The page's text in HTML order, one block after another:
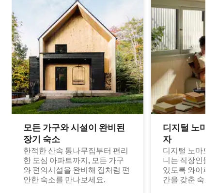
모든 가구와 시설이 완비된
장기 숙소
한적한 산속 통나무집부터 편리
한 도심 아파트까지, 모든 가구
와 편의시설을 완비해 집처럼 편
안한 숙소를 만나보세요.
디지털 노마
자
디지털 노마드
니는 직장인들
있도록 와이파
간을 갖춘 숙소